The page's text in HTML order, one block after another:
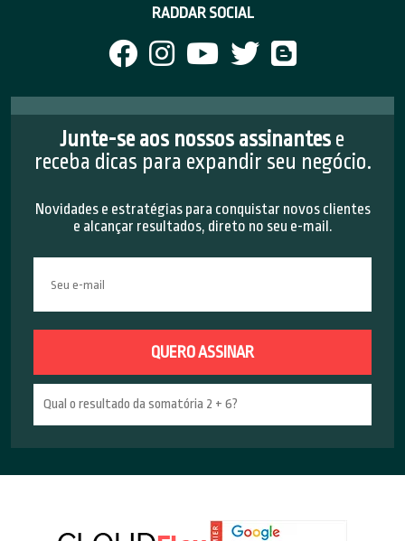
RADDAR SOCIAL
Junte-se aos nossos assinantes e
receba dicas para expandir seu negócio.
Novidades e estratégias para conquistar novos clientes
e alcançar resultados, direto no seu e-mail.